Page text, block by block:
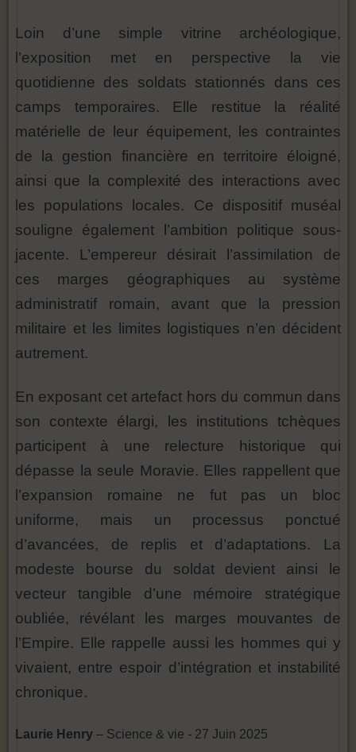
Loin d’une simple vitrine archéologique,
l’exposition met en perspective la vie
quotidienne des soldats stationnés dans ces
camps temporaires. Elle restitue la réalité
matérielle de leur équipement, les contraintes
de la gestion financière en territoire éloigné,
ainsi que la complexité des interactions avec
les populations locales. Ce dispositif muséal
souligne également l’ambition politique sous-
jacente. L’empereur désirait l’assimilation de
ces marges géographiques au système
administratif romain, avant que la pression
militaire et les limites logistiques n’en décident
autrement.
En exposant cet artefact hors du commun dans
son contexte élargi, les institutions tchèques
participent à une relecture historique qui
dépasse la seule Moravie. Elles rappellent que
l’expansion romaine ne fut pas un bloc
uniforme, mais un processus ponctué
d’avancées, de replis et d’adaptations. La
modeste bourse du soldat devient ainsi le
vecteur tangible d’une mémoire stratégique
oubliée, révélant les marges mouvantes de
l’Empire. Elle rappelle aussi les hommes qui y
vivaient, entre espoir d’intégration et instabilité
chronique.
Laurie Henry – Science & vie - 27 Juin 2025